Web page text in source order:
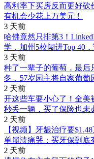
高利率下买房反而更好砍
有机会少花上万美元！
3 天前
哈佛竟然只排第3！
学，加州5校闯进Top 40
3 天前
种了一辈子的葡萄，最后
冬，57岁园主将自家葡
2 天前
开这些车要小心了！全美
秒丢一辆，买了保险也未
2 天前
【视频】牙龈治疗要
单崩溃痛哭：买牙保到底
2 天前